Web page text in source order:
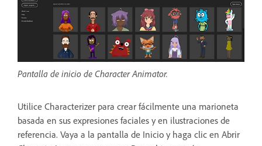
Pantalla de inicio de Character Animator.
Utilice Characterizer para crear fácilmente una marioneta
basada en sus expresiones faciales y en ilustraciones de
referencia. Vaya a la pantalla de Inicio y haga clic en Abrir